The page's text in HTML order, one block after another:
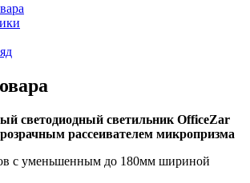
светодиодный светильник OfficeZar
рассеивателем микропризма
с уменьшенным до 180мм шириной